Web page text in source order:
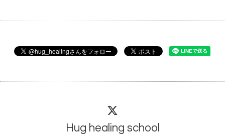
Hug healing school